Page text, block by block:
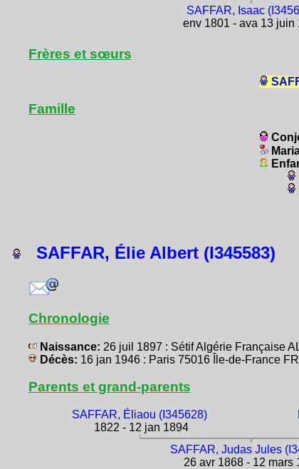
SAFFAR, Isaac
env 1801 - ava 13 juin
Frères et sœurs
Famille
SAFFAR, Élie Albert (I345583)
Chronologie
Naissance: 26 juil 1897 : Sétif Algérie Française
Décès: 16 jan 1946 : Paris 75016 Île-de-France
Parents et grand-parents
SAFFAR, Éliaou (I345628)
1822 - 12 jan 1894
SAFFAR, Judas Jules
26 avr 1868 - 12 mars